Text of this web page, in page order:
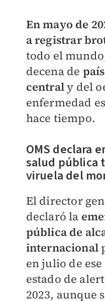
En mayo de
a registrar
todo el
decena de
centraly del
enfermedad
hace tiempo.
OMS declara
salud pública
viruela del
El director
declaró la
pública de
internacional
en julio de
estado de
2023, aunque